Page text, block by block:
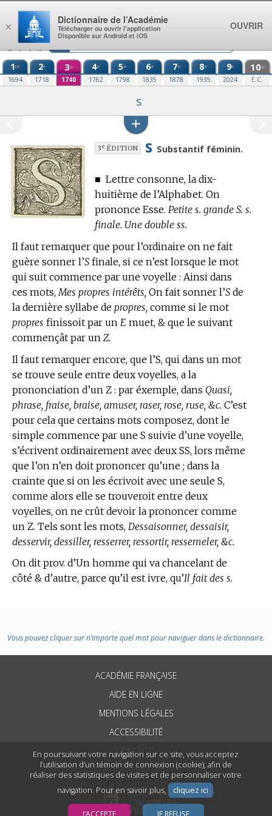
En poursuivant votre navigation sur ce site, vous acceptez
l’utilisation d’un témoin de connexion (cookie), afin de
réaliser des statistiques de visites et de personnaliser votre
navigation. Pour en savoir plus,
cliquez ici .
J’ACCEPTE JE REFUSE
Aller au contenu
1re
1694
2e
1718
3e
1740
4e
1762
5e
1798
6e
1835
7e
1878
8e
1935
9e
2024
10e
E.C.
s
3e ÉDITION S Substantif féminin.
■ Lettre consonne, la dix-
huitième de l’Alphabet. On
prononce Esse. Petite s. grande S. s.
finale. Une double ss.
Il faut remarquer que pour l’ordinaire on ne fait
guère sonner l’S finale, si ce n’est lorsque le mot
qui suit commence par une voyelle : Ainsi dans
ces mots, Mes propres intérêts, On fait sonner l’S de
la dernière syllabe de propres, comme si le mot
propres finissoit par un E muet, & que le suivant
commençât par un Z.
Il faut remarquer encore, que l’S, qui dans un mot
se trouve seule entre deux voyelles, a la
prononciation d’un Z : par éxemple, dans Quasi,
phrase, fraise, braise, amuser, raser, rose, ruse, &c. C’est
pour cela que certains mots composez, dont le
simple commence par une S suivie d’une voyelle,
s’écrivent ordinairement avec deux SS, lors même
que l’on n’en doit prononcer qu’une ; dans la
crainte que si on les écrivoit avec une seule S,
comme alors elle se trouveroit entre deux
voyelles, on ne crût devoir la prononcer comme
un Z. Tels sont les mots, Dessaisonner, dessaisir,
desservir, dessiller, resserrer, ressortir, ressemeler, &c.
On dit prov. d’Un homme qui va chancelant de
côté & d’autre, parce qu’il est ivre, qu’Il fait des s.
Vous pouvez cliquer sur n’importe quel mot pour naviguer dans le dictionnaire.
ACADÉMIE FRANÇAISE
AIDE EN LIGNE
MENTIONS LÉGALES
ACCESSIBILITÉ
CONTACTS
×
Dictionnaire de l’Académie
Télécharger ou ouvrir l’application
Disponible sur Android et iOS
OUVRIR